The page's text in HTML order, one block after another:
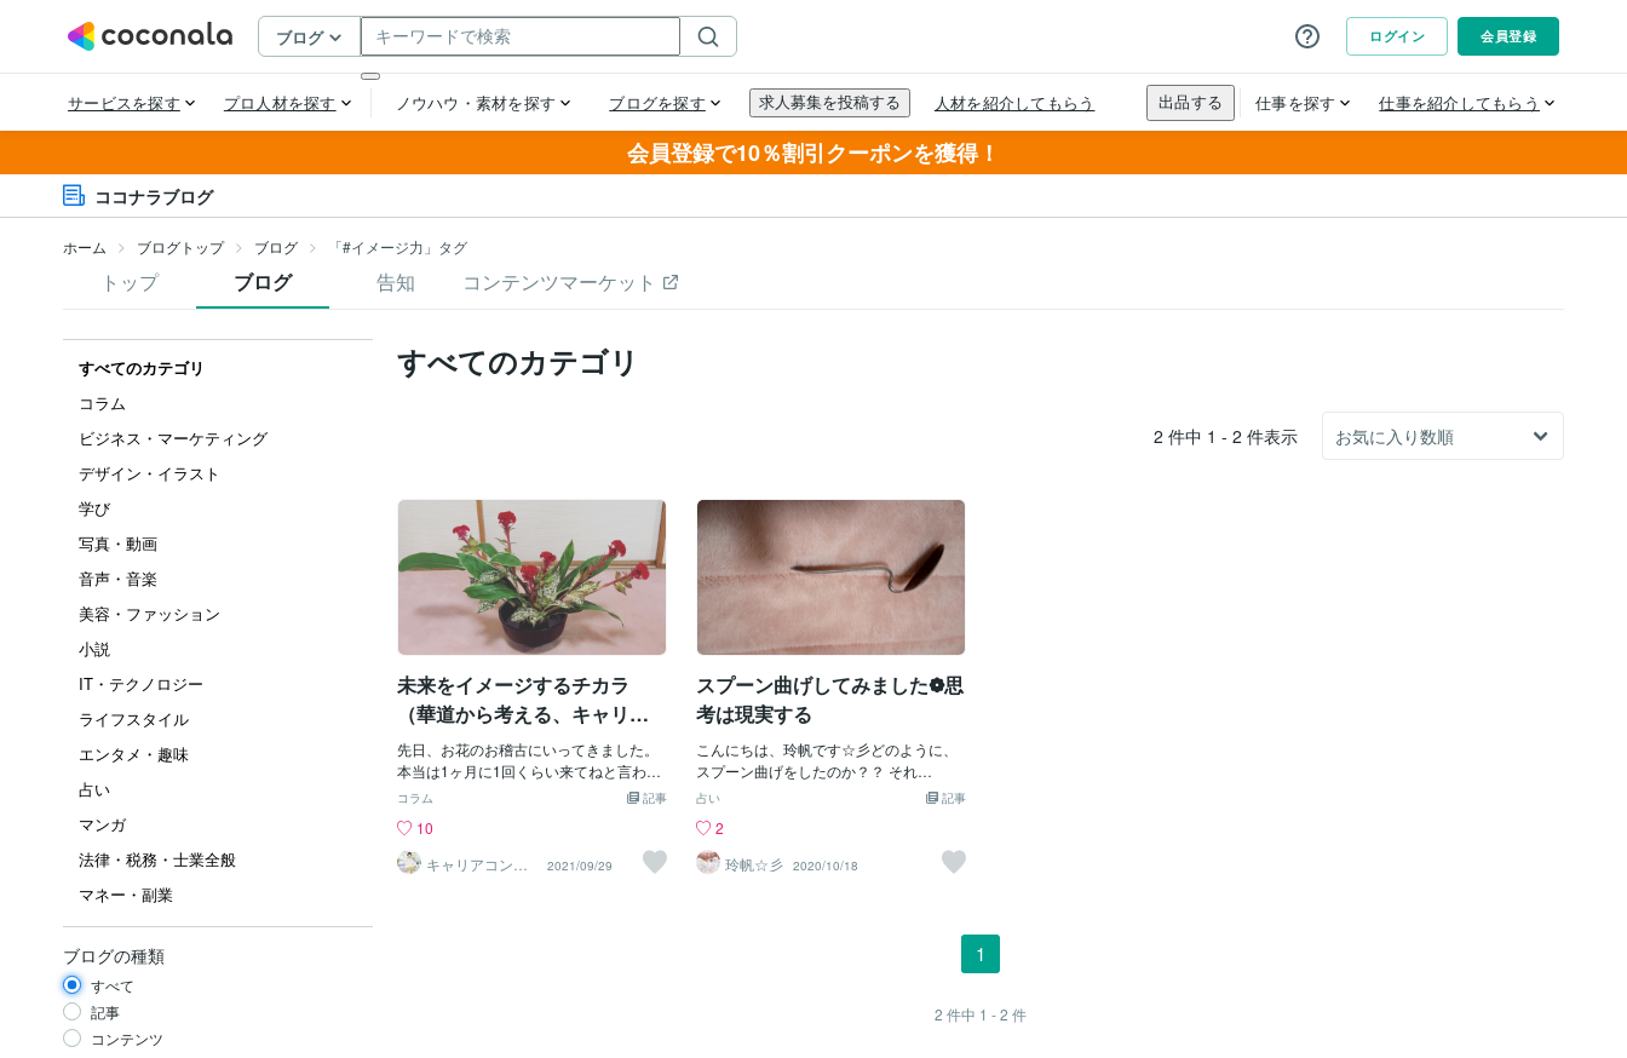
会員登録で10％割引クーポンを獲得！
ココナラブログ
ホーム ブログトップ ブログ 「#イメージ力」タグ
トップ ブログ 告知 コンテンツマーケット
すべてのカテゴリ
コラム
ビジネス・マーケティング
デザイン・イラスト
学び
写真・動画
音声・音楽
美容・ファッション
小説
IT・テクノロジー
ライフスタイル
エンタメ・趣味
占い
マンガ
法律・税務・士業全般
マネー・副業
ブログの種類
すべて
記事
コンテンツ
すべてのカテゴリ
2 件中 1 - 2 件表示
未来をイメージするチカラ
（華道から考える、キャリア
デザイン）
先日、お花のお稽古にいってきました。
本当は1ヶ月に1回くらい来てねと言われ
ていますが、実際は、2ヶ月に1回くらい
す。 お花のお稽古は、まず花を花屋に買
いにいくところから始まります。 そし
て、買った花を自分なりに生けてみる。
記事
コラム
10
キャリアコンサ
ルタントShino
2021/09/29
スプーン曲げしてみました❁思
考は現実する
こんにちは、玲帆です☆彡どのように、
スプーン曲げをしたのか？？ それ
は、、、イメージしただけです！！！！
イメージのみ♡ スプーンを持ち、スプー
ンのここから、グニャっと曲がるなっ！
とイメージし、後はそのままイメージし
スプーンを曲げてしまいそうになる(笑)
記事
占い
2
玲帆☆彡 2020/10/18
1
2 件中 1 - 2 件